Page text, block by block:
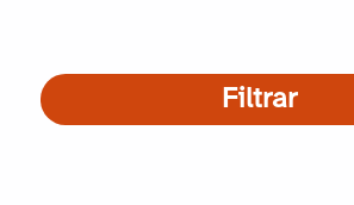
Filtrar